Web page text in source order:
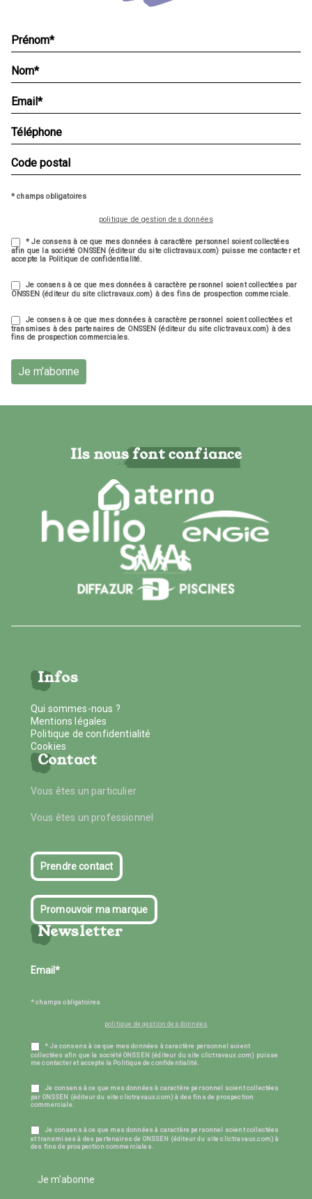
* champs obligatoires
politique de gestion des données
* Je consens à ce que mes données à caractère personnel soient collectées
afin que la société ONSSEN (éditeur du site clictravaux.com) puisse me contacter et
accepte la Politique de confidentialité.
Je consens à ce que mes données à caractère personnel soient collectées par
ONSSEN (éditeur du site clictravaux.com) à des fins de prospection commerciale.
Je consens à ce que mes données à caractère personnel soient collectées et
transmises à des partenaires de ONSSEN (éditeur du site clictravaux.com) à des
fins de prospection commerciales.
Je m'abonne
Ils nous font confiance
Infos
Qui sommes-nous ?
Mentions légales
Politique de confidentialité
Cookies
Contact
Vous êtes un particulier
Vous êtes un professionnel
Prendre contact
Promouvoir ma marque
Newsletter
* champs obligatoires
politique de gestion des données
* Je consens à ce que mes données à caractère personnel soient
collectées afin que la société ONSSEN (éditeur du site clictravaux.com) puisse
me contacter et accepte la Politique de confidentialité.
Je consens à ce que mes données à caractère personnel soient collectées
par ONSSEN (éditeur du site clictravaux.com) à des fins de prospection
commerciale.
Je consens à ce que mes données à caractère personnel soient collectées
et transmises à des partenaires de ONSSEN (éditeur du site clictravaux.com) à
des fins de prospection commerciales.
Je m'abonne